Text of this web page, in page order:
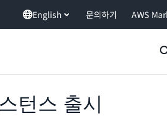
English 문의하기 AWS
턴스 출시